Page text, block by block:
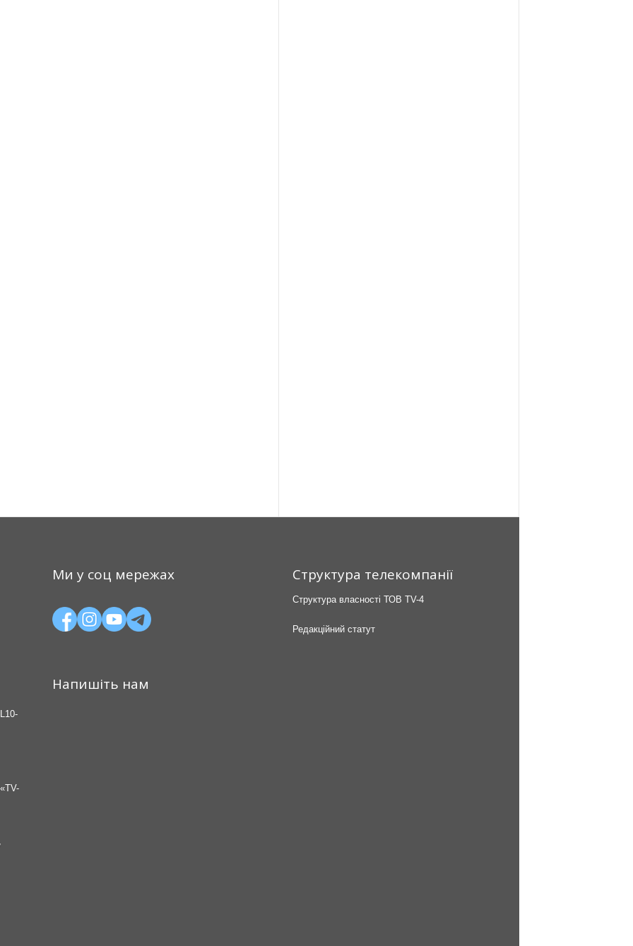
Ми у соц мережах
Напишіть нам
Структура телекомпанії
Структура власності ТОВ TV-4
Редакційний статут